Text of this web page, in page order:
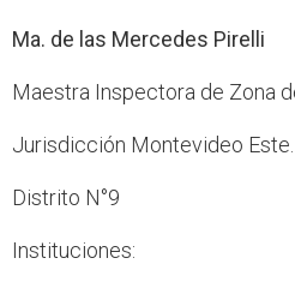
Ma. de las Mercedes Pirelli
Maestra Inspectora de Zona
Jurisdicción Montevideo Este.
Distrito N°9
Instituciones: